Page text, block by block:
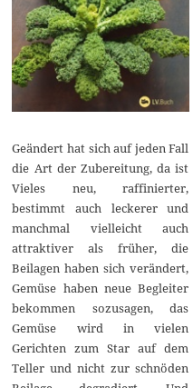
Geändert hat sich auf jeden Fall
die Art der Zubereitung, da ist
Vieles neu, raffinierter,
bestimmt auch leckerer und
manchmal vielleicht auch
attraktiver als früher, die
Beilagen haben sich verändert,
Gemüse haben neue Begleiter
bekommen sozusagen, das
Gemüse wird in vielen
Gerichten zum Star auf dem
Teller und nicht zur schnöden